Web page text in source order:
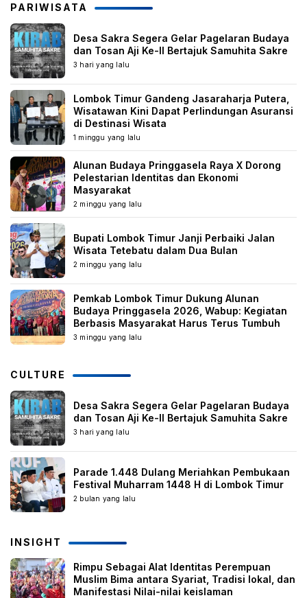
PARIWISATA
Desa Sakra Segera Gelar Pagelaran Budaya
dan Tosan Aji Ke-II Bertajuk Samuhita Sakre
3 hari yang lalu
Lombok Timur Gandeng Jasaraharja Putera,
Wisatawan Kini Dapat Perlindungan Asuransi
di Destinasi Wisata
1 minggu yang lalu
Alunan Budaya Pringgasela Raya X Dorong
Pelestarian Identitas dan Ekonomi
Masyarakat
2 minggu yang lalu
Bupati Lombok Timur Janji Perbaiki Jalan
Wisata Tetebatu dalam Dua Bulan
2 minggu yang lalu
Pemkab Lombok Timur Dukung Alunan
Budaya Pringgasela 2026, Wabup: Kegiatan
Berbasis Masyarakat Harus Terus Tumbuh
3 minggu yang lalu
CULTURE
Desa Sakra Segera Gelar Pagelaran Budaya
dan Tosan Aji Ke-II Bertajuk Samuhita Sakre
3 hari yang lalu
Parade 1.448 Dulang Meriahkan Pembukaan
Festival Muharram 1448 H di Lombok Timur
2 bulan yang lalu
INSIGHT
Rimpu Sebagai Alat Identitas Perempuan
Muslim Bima antara Syariat, Tradisi lokal, dan
Manifestasi Nilai-nilai keislaman